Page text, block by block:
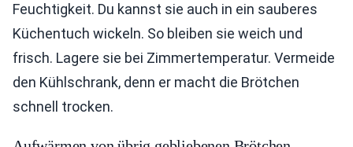
Feuchtigkeit. Du kannst sie auch in ein sauberes
Küchentuch wickeln. So bleiben sie weich und
frisch. Lagere sie bei Zimmertemperatur. Vermeide
den Kühlschrank, denn er macht die Brötchen
schnell trocken.